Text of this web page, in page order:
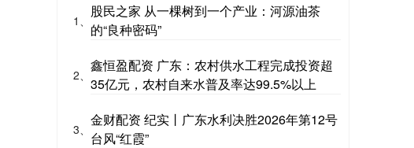
1、
股民之家 从一棵树到一个产业：河源油茶
的“良种密码”
2、
鑫恒盈配资 广东：农村供水工程完成投资超
35亿元，农村自来水普及率达99.5%以上
3、
金财配资 纪实丨广东水利决胜2026年第12号
台风“红霞”